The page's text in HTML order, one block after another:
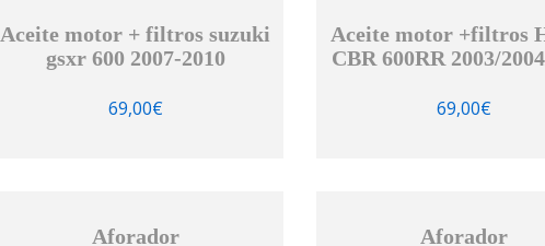
Aceite motor + filtros suzuki
gsxr 600 2007-2010
69,00€
Aceite motor +filtros
CBR 600RR 2003/
69,00€
Aforador Aforador